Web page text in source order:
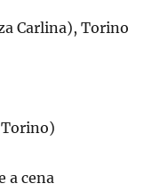
Carlina), Torino
a cena